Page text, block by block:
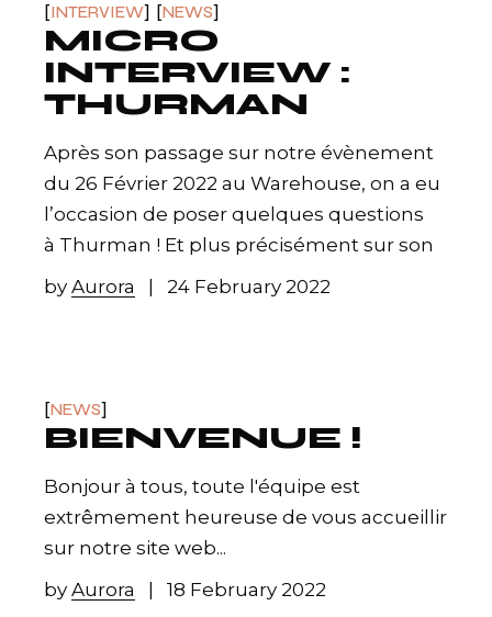
INTERVIEW NEWS
MICRO
INTERVIEW :
THURMAN
Après son passage sur notre évènement
du 26 Février 2022 au Warehouse, on a eu
l’occasion de poser quelques questions
à Thurman ! Et plus précisément sur son
byAurora 24 February 2022
NEWS
BIENVENUE !
Bonjour à tous, toute l'équipe est
extrêmement heureuse de vous accueillir
sur notre site web...
byAurora 18 February 2022